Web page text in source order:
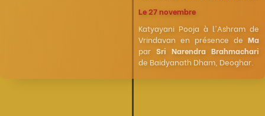
Le 27 novembre
Katyayani Pooja à l'Ashram de
Vrindavan en présence de Ma
par Sri Narendra Brahmachari
de Baidyanath Dham, Deoghar.